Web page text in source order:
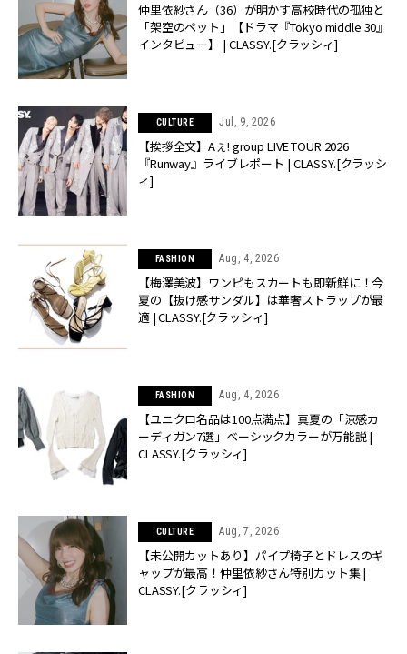
仲里依紗さん（36）が明かす高校時代の孤独と
「架空のペット」【ドラマ『Tokyo middle 30』
インタビュー】 | CLASSY.[クラッシィ]
CULTURE Jul, 9, 2026
【挨拶全文】Aぇ! group LIVE TOUR 2026
『Runway』ライブレポート | CLASSY.[クラッシ
ィ]
FASHION Aug, 4, 2026
【梅澤美波】ワンピもスカートも即新鮮に！今
夏の【抜け感サンダル】は華奢ストラップが最
適 | CLASSY.[クラッシィ]
FASHION Aug, 4, 2026
【ユニクロ名品は100点満点】真夏の「涼感カ
ーディガン7選」ベーシックカラーが万能説 |
CLASSY.[クラッシィ]
CULTURE Aug, 7, 2026
【未公開カットあり】パイプ椅子とドレスのギ
ャップが最高！仲里依紗さん特別カット集 |
CLASSY.[クラッシィ]